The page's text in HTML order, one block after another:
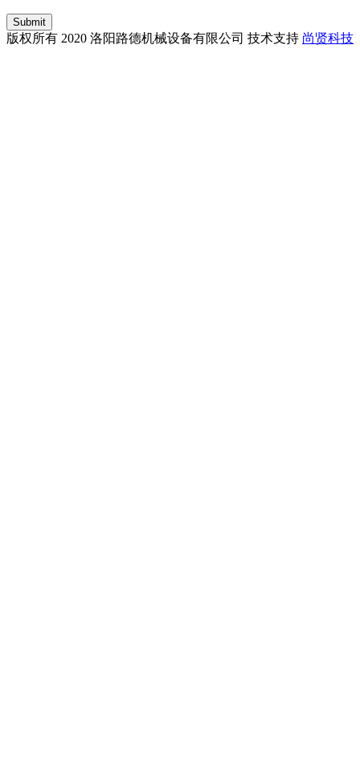
Submit
版权所有 2020 洛阳路德机械设备有限公司 技术支持 尚贤科技